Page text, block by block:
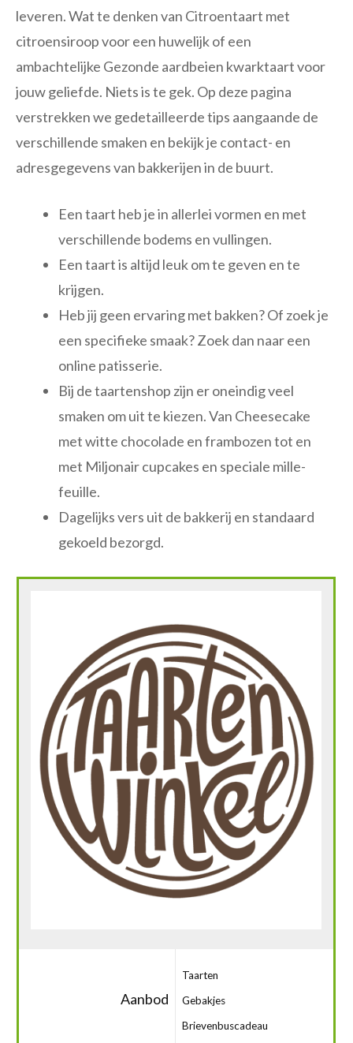
leveren. Wat te denken van Citroentaart met
citroensiroop voor een huwelijk of een
ambachtelijke Gezonde aardbeien kwarktaart voor
jouw geliefde. Niets is te gek. Op deze pagina
verstrekken we gedetailleerde tips aangaande de
verschillende smaken en bekijk je contact- en
adresgegevens van bakkerijen in de buurt.
Een taart heb je in allerlei vormen en met
verschillende bodems en vullingen.
Een taart is altijd leuk om te geven en te
krijgen.
Heb jij geen ervaring met bakken? Of zoek je
een specifieke smaak? Zoek dan naar een
online patisserie.
Bij de taartenshop zijn er oneindig veel
smaken om uit te kiezen. Van Cheesecake
met witte chocolade en frambozen tot en
met Miljonair cupcakes en speciale mille-
feuille.
Dagelijks vers uit de bakkerij en standaard
gekoeld bezorgd.
Aanbod
Taarten
Gebakjes
Brievenbuscadeau